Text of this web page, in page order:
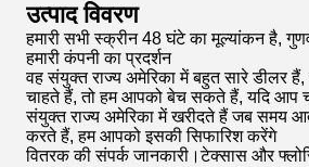
उत्पाद विवरण
हमारी सभी स्क्रीन 48 घंटे का मूल्यांकन है,
हमारी कंपनी का प्रदर्शन
वह संयुक्त राज्य अमेरिका में बहुत सारे डीलर
चाहते हैं, तो हम आपको बेच सकते हैं, यदि आप
संयुक्त राज्य अमेरिका में खरीदते हैं जब समय
करते हैं, हम आपको इसकी सिफारिश करेंगे
वितरक की संपर्क जानकारी।टेक्सास और